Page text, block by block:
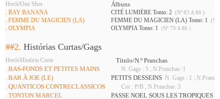
Herói/One Shot Álbuns
. RAY BANANA CITÉ LUMIÈRE Tomo: 2 (Nº 83 A 86 )
. FEMME DU MAGICIEN (LA) FEMME DU MAGICIEN (LA) Tomo: 1 (Nº
. OLYMPIA OLYMPIA Tomo: 1 (Nº 79 A 86 )
##2.Histórias Curtas/Gags
Herói/História Curta
Título/N.º Pranchas
. BAS-FONDS ET PETITES MAINS
N. Gags : 5 ; N.Pranchas: 1
. BAR À JOE (LE) PETITS DESSEINS N. Gags : 1 ;
. QUANTICOS CONTRECLASSICOS Cor : P/B ; N.Pranchas: 5
. TONTON MARCEL PASSE NOEL SOUS LES TROPIQUES